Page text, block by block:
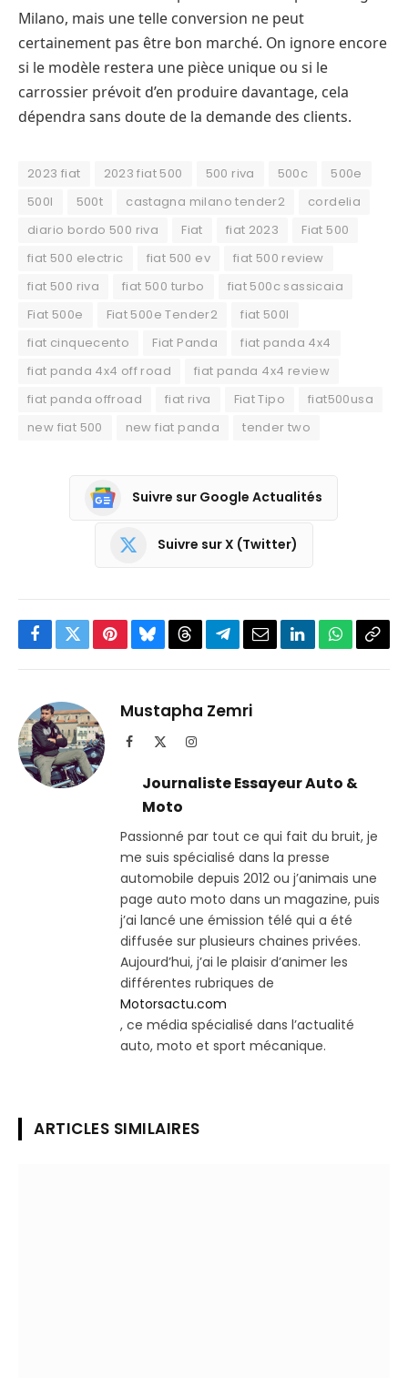
Milano, mais une telle conversion ne peut
certainement pas être bon marché. On ignore encore
si le modèle restera une pièce unique ou si le
carrossier prévoit d’en produire davantage, cela
dépendra sans doute de la demande des clients.
2023 fiat 2023 fiat 500 500 riva 500c
500e
500l
500t castagna milano tender2
cordelia
diario bordo 500 riva
Fiat fiat 2023
Fiat 500
fiat 500 electric
fiat 500 ev
fiat 500 review
fiat 500 riva
fiat 500 turbo
fiat 500c sassicaia
Fiat 500e
Fiat 500e Tender2
fiat 500l
fiat cinquecento
Fiat Panda
fiat panda 4x4
fiat panda 4x4 off road
fiat panda 4x4 review
fiat panda offroad
fiat riva Fiat Tipo
fiat500usa
new fiat 500
new fiat panda tender two
Suivre sur Google Actualités
Suivre sur X (Twitter)
Facebook
TwitterPinterestBlueskyThreadsPartager
Telegram
EmailLinkedInWhatsApp
Mustapha Zemri
Facebook Instagram
Journaliste Essayeur Auto &
Moto
Passionné par tout ce qui fait du bruit, je
me suis spécialisé dans la presse
automobile depuis 2012 ou j’animais une
page auto moto dans un magazine, puis
j’ai lancé une émission télé qui a été
diffusée sur plusieurs chaines privées.
Aujourd’hui, j’ai le plaisir d’animer les
différentes rubriques de
Motorsactu.com
, ce média spécialisé dans l’actualité
auto, moto et sport mécanique.
ARTICLES SIMILAIRES